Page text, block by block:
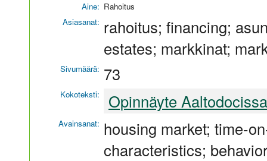
Aine: Rahoitus
Asiasanat: rahoitus; financing;
estates; markkinat;
Sivumäärä: 73
Kokoteksti: Opinnäyte Aaltodocissa
Avainsanat: housing market; time-
characteristics;